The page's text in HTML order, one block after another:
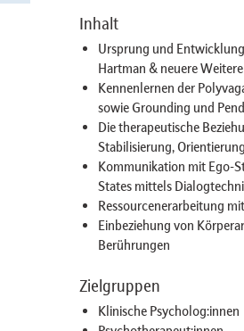
Inhalt
Ursprung und
Hartman & neuere
Kennenlernen der
sowie Grounding und
Die therapeutische
Stabilisierung,
Kommunikation mit Ego-
States mittels
Ressourcenerarbeitung
Einbeziehung von
Berührungen
Zielgruppen
Klinische Psycholog:innen